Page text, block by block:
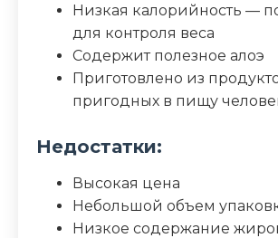
Низкая калорийность —
для контроля веса
Содержит полезное алоэ
Приготовлено из
пригодных в пищу
Недостатки:
Высокая цена
Небольшой объем
Низкое содержание